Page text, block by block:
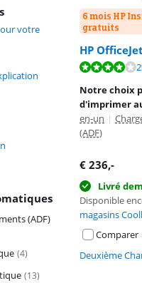
votre
(ADF)
(4)
(13)
6 mois HP
gratuits
HP
La note est de
Notre choix
d'imprimer
en-un |
(ADF)
€ 236,-
Livré
Disponible
magasins
Comparer
Deuxième
La note est de